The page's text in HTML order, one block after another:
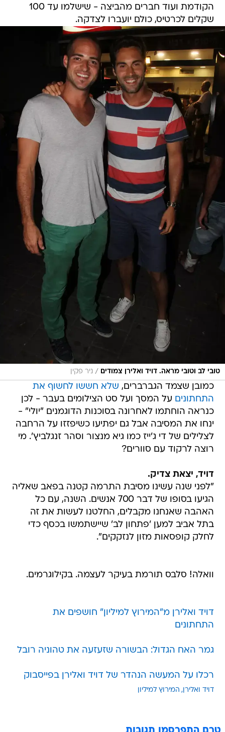
הקודמת ועוד חברים מהביצה - שישלמו עד 100
שקלים לכרטיס, כולם יועברו לצדקה.
טובי לב וטובי מראה. דויד ואלירן צמודים / ניר פקין
כמובן שצמד הגברברים, שלא חששו לחשוף את
התחתונים על המסך ועל סט הצילומים בעבר - לכן
כנראה הוחתמו לאחרונה בסוכנות הדוגמנים "יולי" -
ינחו את המסיבה אבל גם יפתיעו כשיפזזו על הרחבה
לצלילים של די ג'ייז כמו גיא מנצור וסהר זנגלביץ'. מי
רוצה לרקוד עם סוורים?
דויד, יצאת צדיק.
"לפני שנה עשינו מסיבת התרמה קטנה בפאב שאליה
הגיעו בסופו של דבר 700 אנשים. השנה, עם כל
האהבה שאנחנו מקבלים, החלטנו לעשות את זה
בתל אביב למען 'פתחון לב' שיישתמשו בכסף כדי
לחלק קופסאות מזון לנזקקים".
וואלה! סלבס תורמת בעיקר לעצמה. בקילוגרמים.
דויד ואלירן מ"המירוץ למיליון" חושפים את
התחתונים
גמר האח הגדול: הבשורה שזעזעה את טהוניה רובל
רכלו על המעשה הנהדר של דויד ואלירן בפייסבוק
דויד ואלירן המירוץ למיליון